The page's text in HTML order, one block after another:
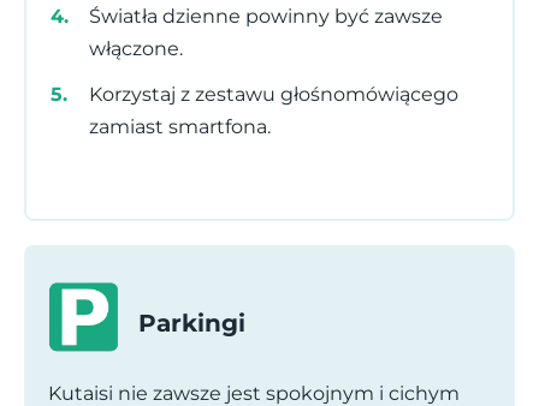
Światła dzienne powinny być zawsze
włączone.
Korzystaj z zestawu głośnomówiącego
zamiast smartfona.
Parkingi
Kutaisi nie zawsze jest spokojnym i cichym